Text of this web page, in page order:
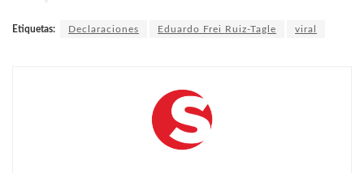
Etiquetas: Declaraciones Eduardo Frei Ruiz-Tagle viral